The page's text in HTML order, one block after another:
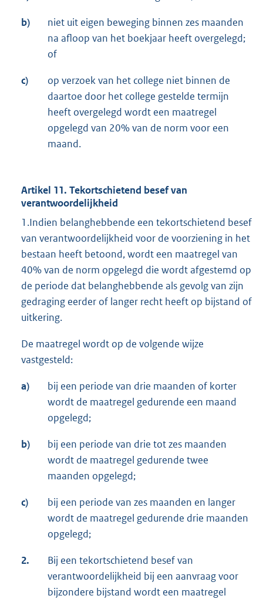
b)
niet uit eigen beweging binnen zes maanden
na afloop van het boekjaar heeft overgelegd;
of
c)
op verzoek van het college niet binnen de
daartoe door het college gestelde termijn
heeft overgelegd wordt een maatregel
opgelegd van 20% van de norm voor een
maand.
Artikel 11. Tekortschietend besef van
verantwoordelijkheid
1.Indien belanghebbende een tekortschietend besef
van verantwoordelijkheid voor de voorziening in het
bestaan heeft betoond, wordt een maatregel van
40% van de norm opgelegd die wordt afgestemd op
de periode dat belanghebbende als gevolg van zijn
gedraging eerder of langer recht heeft op bijstand of
uitkering.
De maatregel wordt op de volgende wijze
vastgesteld:
a)
bij een periode van drie maanden of korter
wordt de maatregel gedurende een maand
opgelegd;
b)
bij een periode van drie tot zes maanden
wordt de maatregel gedurende twee
maanden opgelegd;
c)
bij een periode van zes maanden en langer
wordt de maatregel gedurende drie maanden
opgelegd;
2.
Bij een tekortschietend besef van
verantwoordelijkheid bij een aanvraag voor
bijzondere bijstand wordt een maatregel